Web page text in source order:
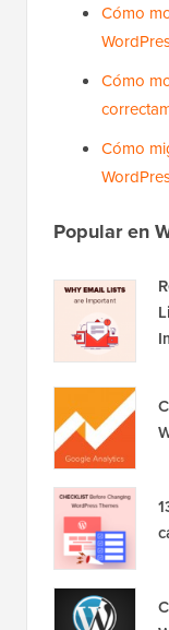
Cómo
Cómo
Cómo
Popular en